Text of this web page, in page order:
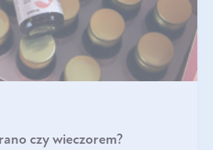
czy wieczorem?